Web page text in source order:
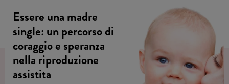
Essere una madre
single: un percorso di
coraggio e speranza
nella riproduzione
assistita